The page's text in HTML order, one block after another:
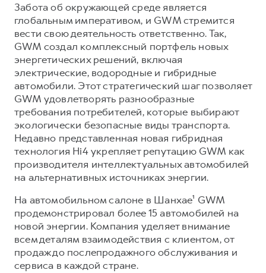
Забота об окружающей среде является
глобальным императивом, и GWM стремится
вести свою деятельность ответственно. Так,
GWM создал комплексный портфель новых
энергетических решений, включая
электрические, водородные и гибридные
автомобили. Этот стратегический шаг позволяет
GWM удовлетворять разнообразные
требования потребителей, которые выбирают
экологически безопасные виды транспорта.
Недавно представленная новая гибридная
технология Hi4 укрепляет репутацию GWM как
производителя интеллектуальных автомобилей
на альтернативных источниках энергии.
На автомобильном салоне в Шанхае¹ GWM
продемонстрировал более 15 автомобилей на
новой энергии. Компания уделяет внимание
всем деталям взаимодействия с клиентом, от
продаж до послепродажного обслуживания и
сервиса в каждой стране.